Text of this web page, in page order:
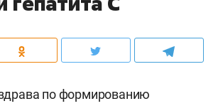
по формированию